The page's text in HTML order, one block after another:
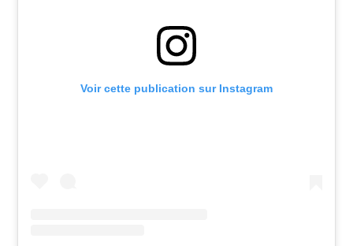
Voir cette publication sur Instagram